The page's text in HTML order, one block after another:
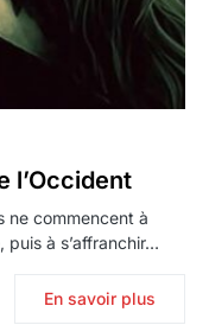
l’Occident
ne commencent à
puis à s’affranchir…
En savoir plus